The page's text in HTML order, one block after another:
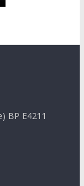
BP E4211